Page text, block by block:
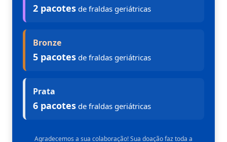
2 pacotes de fraldas geriátricas
Bronze
5 pacotes de fraldas geriátricas
Prata
6 pacotes de fraldas geriátricas
Agradecemos a sua colaboração! Sua doação faz toda a